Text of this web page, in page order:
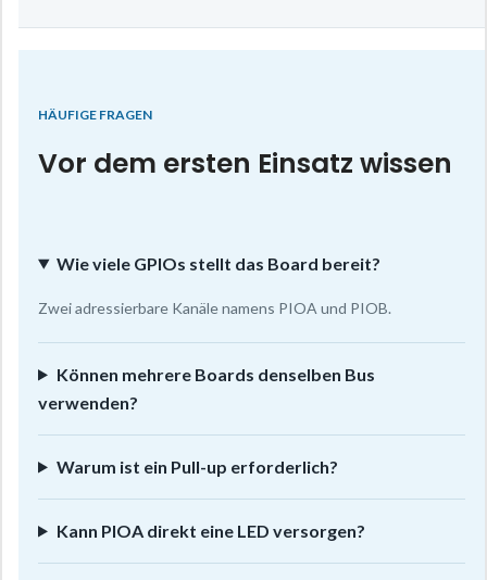
HÄUFIGE FRAGEN
Vor dem ersten Einsatz wissen
Wie viele GPIOs stellt das Board bereit?
Zwei adressierbare Kanäle namens PIOA und PIOB.
Können mehrere Boards denselben Bus
verwenden?
Warum ist ein Pull-up erforderlich?
Kann PIOA direkt eine LED versorgen?